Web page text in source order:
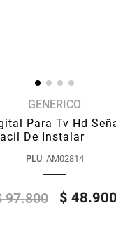
GENERICO
Para Tv Hd
De Instalar
PLU: AM02814
97.800 $ 48.900